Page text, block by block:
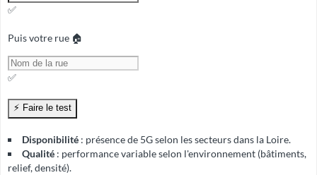
✅
Puis votre rue 🏠
✅
Disponibilité : présence de 5G selon les secteurs dans la Loire.
Qualité : performance variable selon l'environnement (bâtiments,
relief, densité).